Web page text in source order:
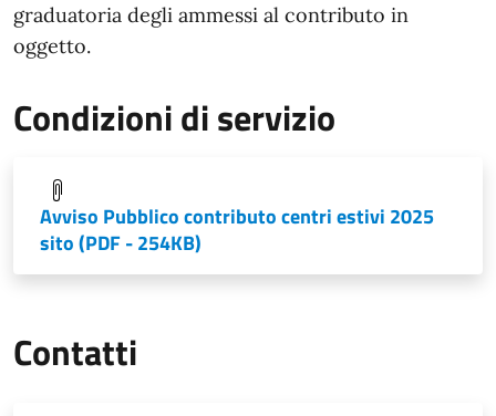
graduatoria degli ammessi al contributo in
oggetto.
Condizioni di servizio
Avviso Pubblico contributo centri estivi 2025
sito(PDF - 254KB)
Contatti